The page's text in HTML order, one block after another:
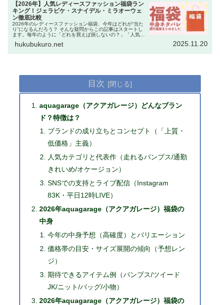
【2026年】人気レディースファッション福袋ラン
キング！ジェラピケ・スナイデル・ミラオーウェ
ン徹底比較
2026年のレディースファッション福袋、今年はどれが“当た
り”になるんだろう？ そんな疑問からこの記事はスタートし
ます。毎年のように「どれを買えば損しないの？」「人気ブ
聞きます。 実際、…
hukubukuro.net 2025.11.20
目次
aquagarage（アクアガレージ）どんなブラン
ド？特徴は？
ブランドの成り立ちとコンセプト（「上質・
低価格」主義）
人気カテゴリと代表作（走れるパンプス/通勤
きれいめ/オケージョン）
SNSでの支持とライブ配信（Instagram
83K・平日12時LIVE）
2026年aquagarage（アクアガレージ）福袋の
中身
今年の中身予想（高確度）とバリエーション
価格帯の目安・サイズ展開の傾向（予想レン
ジ）
期待できるアイテム例（パンプス/ツイード
JK/ニット/バッグ/小物）
2026年aquagarage（アクアガレージ）福袋の